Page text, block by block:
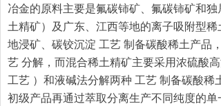
冶金的原料主要是氟碳铈矿、氟碳铈矿和
土精矿）及广东、江西等地的离子吸附型
地浸矿、碳铰沉淀 工艺 制备碳酸稀土产品
艺 分解，而混合稀土精矿主要采用浓硫酸
工艺 ）和液碱法分解两种 工艺 制备碳酸
初级产品再通过萃取分离生产不同纯度的